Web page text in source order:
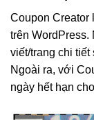
Coupon Creator
trên WordPress.
viết/trang chi
Ngoài ra, với
ngày hết hạn